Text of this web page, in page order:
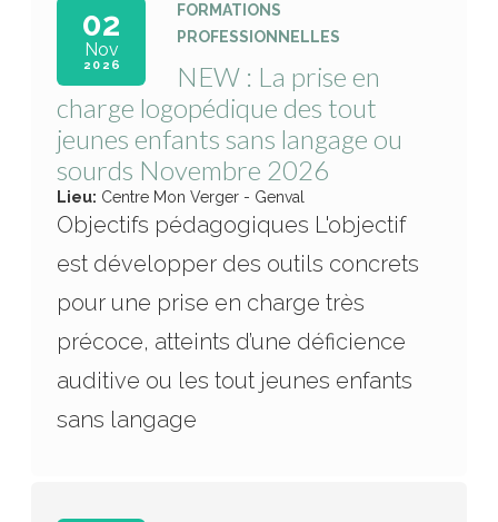
02
Nov
2026
FORMATIONS
PROFESSIONNELLES
NEW : La prise en
charge logopédique des tout
jeunes enfants sans langage ou
sourds Novembre 2026
Lieu: Centre Mon Verger - Genval
Objectifs pédagogiques L'objectif
est développer des outils concrets
pour une prise en charge très
précoce, atteints d’une déficience
auditive ou les tout jeunes enfants
sans langage